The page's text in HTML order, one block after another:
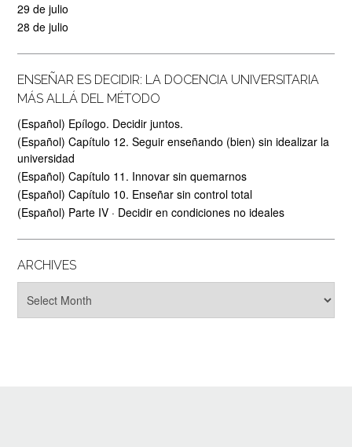
29 de julio
28 de julio
ENSEÑAR ES DECIDIR: LA DOCENCIA UNIVERSITARIA
MÁS ALLÁ DEL MÉTODO
(Español) Epílogo. Decidir juntos.
(Español) Capítulo 12. Seguir enseñando (bien) sin idealizar la
universidad
(Español) Capítulo 11. Innovar sin quemarnos
(Español) Capítulo 10. Enseñar sin control total
(Español) Parte IV · Decidir en condiciones no ideales
ARCHIVES